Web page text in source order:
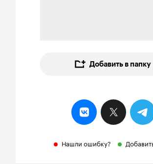
Добавить в папку
Нашли ошибку?